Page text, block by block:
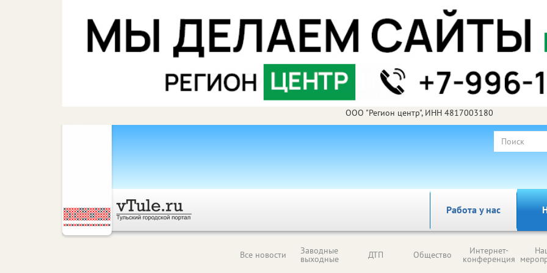
ООО "Регион центр", ИНН 4817003180
Работа у нас
Все новости Заводные
выходные ДТП Общество Интернет-
конференция